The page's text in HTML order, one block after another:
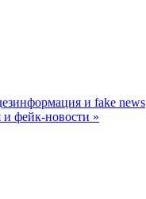
и fake news
фейк-новости »